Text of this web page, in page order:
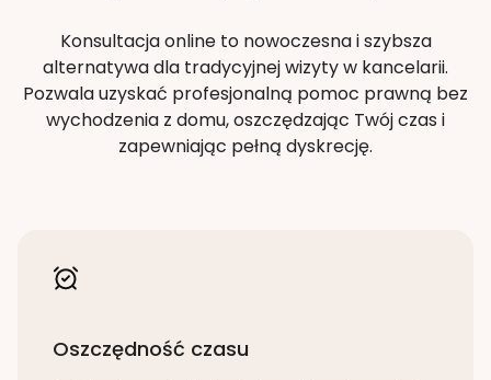
Konsultacja online to nowoczesna i szybsza
alternatywa dla tradycyjnej wizyty w kancelarii.
Pozwala uzyskać profesjonalną pomoc prawną bez
wychodzenia z domu, oszczędzając Twój czas i
zapewniając pełną dyskrecję.
Oszczędność czasu